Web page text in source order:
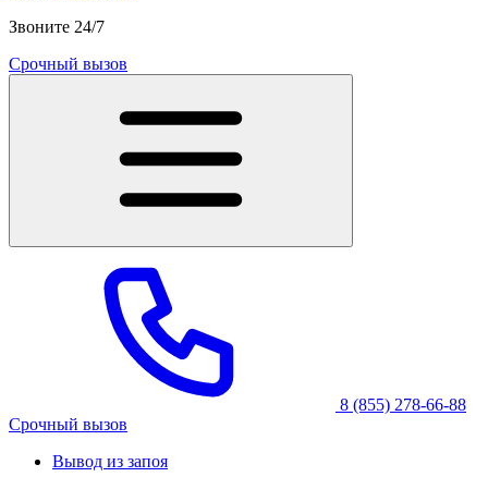
Звоните 24/7
Срочный вызов
8 (855) 278-66-88
Срочный вызов
Вывод из запоя